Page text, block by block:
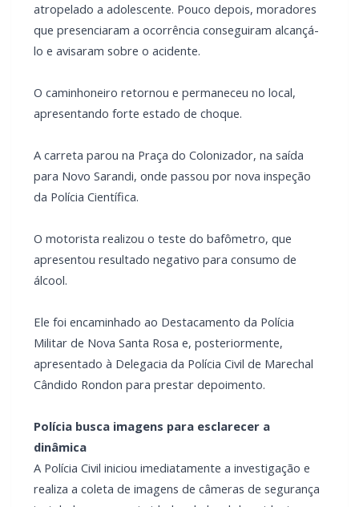
atropelado a adolescente. Pouco depois, moradores
que presenciaram a ocorrência conseguiram alcançá-
lo e avisaram sobre o acidente.
O caminhoneiro retornou e permaneceu no local,
apresentando forte estado de choque.
A carreta parou na Praça do Colonizador, na saída
para Novo Sarandi, onde passou por nova inspeção
da Polícia Científica.
O motorista realizou o teste do bafômetro, que
apresentou resultado negativo para consumo de
álcool.
Ele foi encaminhado ao Destacamento da Polícia
Militar de Nova Santa Rosa e, posteriormente,
apresentado à Delegacia da Polícia Civil de Marechal
Cândido Rondon para prestar depoimento.
Polícia busca imagens para esclarecer a
dinâmica
A Polícia Civil iniciou imediatamente a investigação e
realiza a coleta de imagens de câmeras de segurança